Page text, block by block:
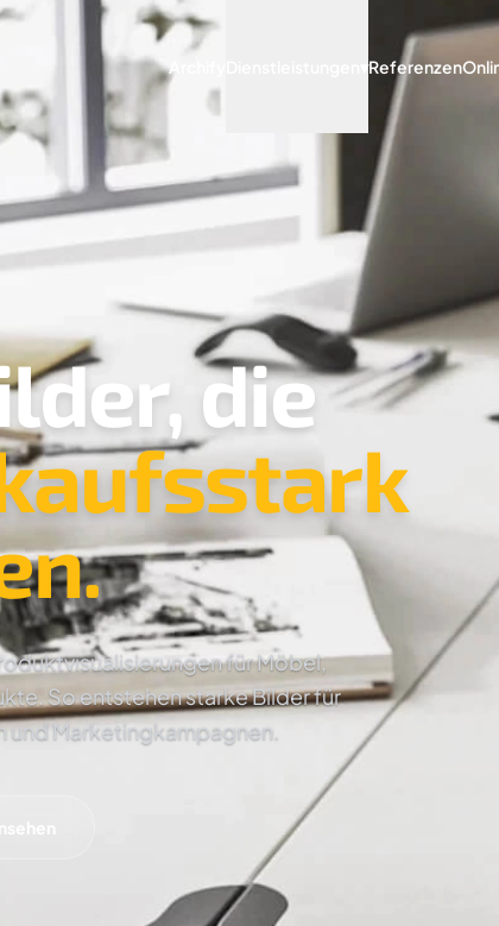
Archify Referenzen
die
für Möbel,
So entstehen starke Bilder für
Marketingkampagnen.